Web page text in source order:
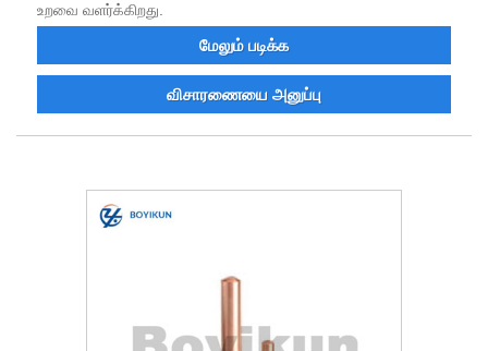
உறவை வளர்க்கிறது.
மேலும் படிக்க
விசாரணையை அனுப்பு